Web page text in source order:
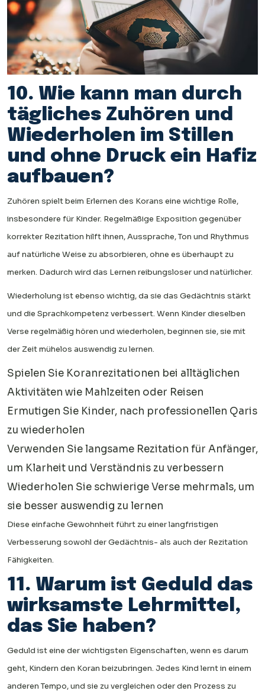
10. Wie kann man durch
tägliches Zuhören und
Wiederholen im Stillen
und ohne Druck ein Hafiz
aufbauen?
Zuhören spielt beim Erlernen des Korans eine wichtige Rolle,
insbesondere für Kinder. Regelmäßige Exposition gegenüber
korrekter Rezitation hilft ihnen, Aussprache, Ton und Rhythmus
auf natürliche Weise zu absorbieren, ohne es überhaupt zu
merken. Dadurch wird das Lernen reibungsloser und natürlicher.
Wiederholung ist ebenso wichtig, da sie das Gedächtnis stärkt
und die Sprachkompetenz verbessert. Wenn Kinder dieselben
Verse regelmäßig hören und wiederholen, beginnen sie, sie mit
der Zeit mühelos auswendig zu lernen.
Spielen Sie Koranrezitationen bei alltäglichen
Aktivitäten wie Mahlzeiten oder Reisen
Ermutigen Sie Kinder, nach professionellen Qaris
zu wiederholen
Verwenden Sie langsame Rezitation für Anfänger,
um Klarheit und Verständnis zu verbessern
Wiederholen Sie schwierige Verse mehrmals, um
sie besser auswendig zu lernen
Diese einfache Gewohnheit führt zu einer langfristigen
Verbesserung sowohl der Gedächtnis- als auch der Rezitation
Fähigkeiten.
11. Warum ist Geduld das
wirksamste Lehrmittel,
das Sie haben?
Geduld ist eine der wichtigsten Eigenschaften, wenn es darum
geht, Kindern den Koran beizubringen. Jedes Kind lernt in einem
anderen Tempo, und sie zu vergleichen oder den Prozess zu